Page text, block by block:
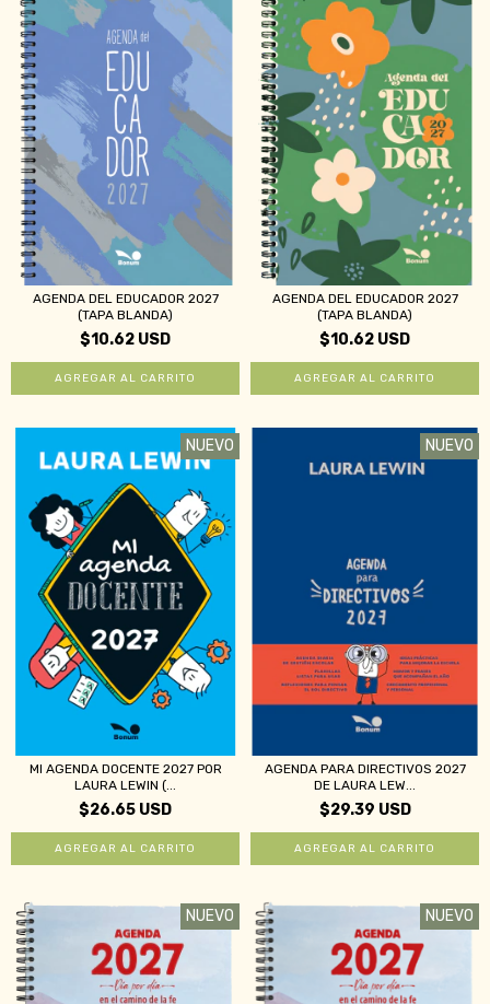
AGENDA DEL EDUCADOR 2027
(TAPA BLANDA)
$10.62 USD
AGENDA DEL EDUCADOR 2027
(TAPA BLANDA)
$10.62 USD
NUEVO
MI AGENDA DOCENTE 2027 POR
LAURA LEWIN (...
$26.65 USD
NUEVO
AGENDA PARA DIRECTIVOS 2027
DE LAURA LEW...
$29.39 USD
NUEVO NUEVO